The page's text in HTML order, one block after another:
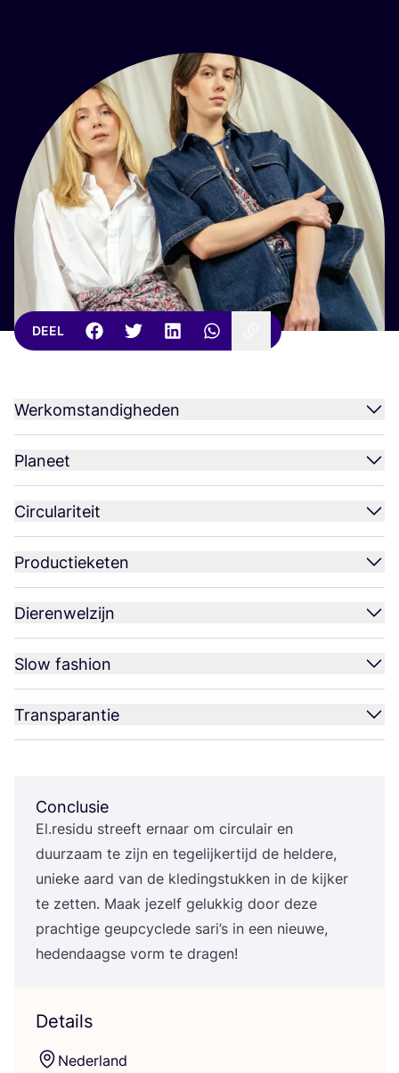
DEEL
Werkomstandigheden
Planeet
Circulariteit
Productieketen
Dierenwelzijn
Slow fashion
Transparantie
Conclusie
El.residu streeft ernaar om cir­cu­lair en
duur­zaam te zijn en tege­lij­ker­tijd de hel­de­re,
unie­ke aard van de kle­ding­stuk­ken in de kij­ker
te zet­ten. Maak jezelf geluk­kig door deze
prach­ti­ge geup­cy­cle­de sari’s in een nieu­we,
heden­daag­se vorm te dragen!
Details
Neder­land